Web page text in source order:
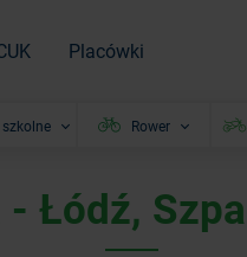
Placówki
Rower
Łódź,